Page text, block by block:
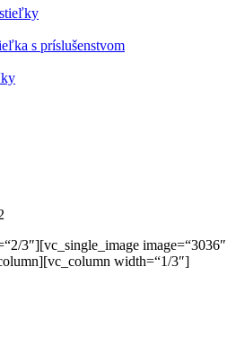
s príslušenstvom
3″][vc_single_image image=“3036″
width=“1/3″]